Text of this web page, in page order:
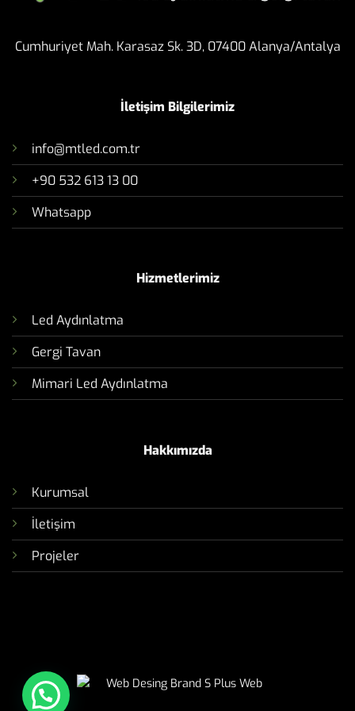
Cumhuriyet Mah. Karasaz Sk. 3D, 07400 Alanya/Antalya
İletişim Bilgilerimiz
info@mtled.com.tr
+90 532 613 13 00
Whatsapp
Hizmetlerimiz
Led Aydınlatma
Gergi Tavan
Mimari Led Aydınlatma
Hakkımızda
Kurumsal
İletişim
Projeler